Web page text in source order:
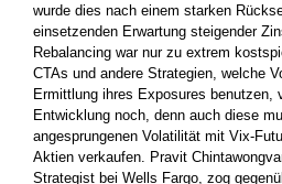
wurde dies nach einem starken
einsetzenden Erwartung ­steigender
Rebalancing war nur zu extrem
CTAs und andere Strategien, ­welche
Ermittlung ihres Exposures benutzen,
Entwicklung noch, denn auch diese
angesprungenen Volatilität mit Vix-
Aktien verkaufen. Pravit
Strategist bei Wells Fargo, zog